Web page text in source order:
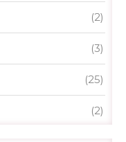
(2)
(3)
(25)
(2)